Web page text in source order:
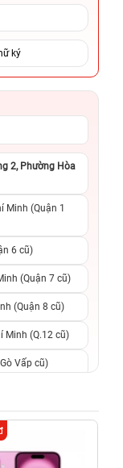
ký
2, Phường Hòa
Minh (Quận 1
6 cũ)
(Quận 7 cũ)
(Quận 8 cũ)
Minh (Q.12 cũ)
Vấp cũ)
Tân Phú cũ)
(Q.9 TP. Thủ
Thọ, TP. Thủ